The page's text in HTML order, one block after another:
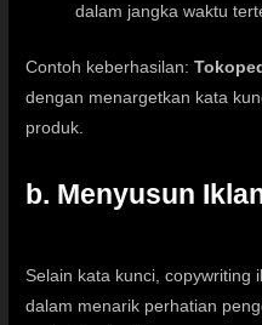
dalam jangka waktu
Contoh keberhasilan:
dengan menargetkan kata
produk.
b. Menyusun
Selain kata kunci, copywriting
dalam menarik perhatian